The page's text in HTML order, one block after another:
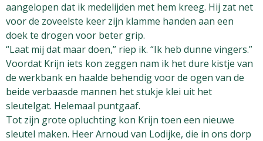
aangelopen dat ik medelijden met hem kreeg. Hij zat net
voor de zoveelste keer zijn klamme handen aan een
doek te drogen voor beter grip.
“Laat mij dat maar doen,” riep ik. “Ik heb dunne vingers.”
Voordat Krijn iets kon zeggen nam ik het dure kistje van
de werkbank en haalde behendig voor de ogen van de
beide verbaasde mannen het stukje klei uit het
sleutelgat. Helemaal puntgaaf.
Tot zijn grote opluchting kon Krijn toen een nieuwe
sleutel maken. Heer Arnoud van Lodijke, die in ons dorp